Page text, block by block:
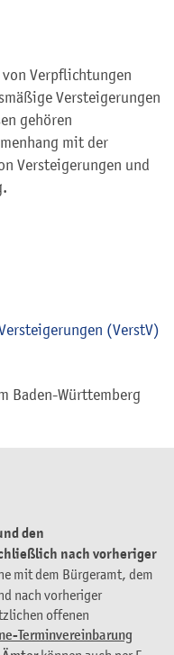
den
nach vorheriger
mit dem Bürgeramt, dem
nach vorheriger
offenen
Terminvereinbarung
Verpflichtungen
Versteigerungen
gehören
mit der
Versteigerungen und
(VerstV)
Baden-Württemberg